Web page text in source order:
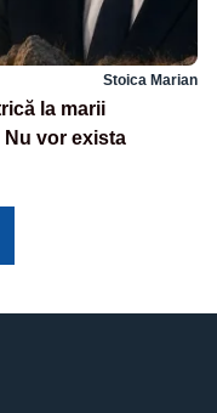
Stoica Marian
la marii
vor exista